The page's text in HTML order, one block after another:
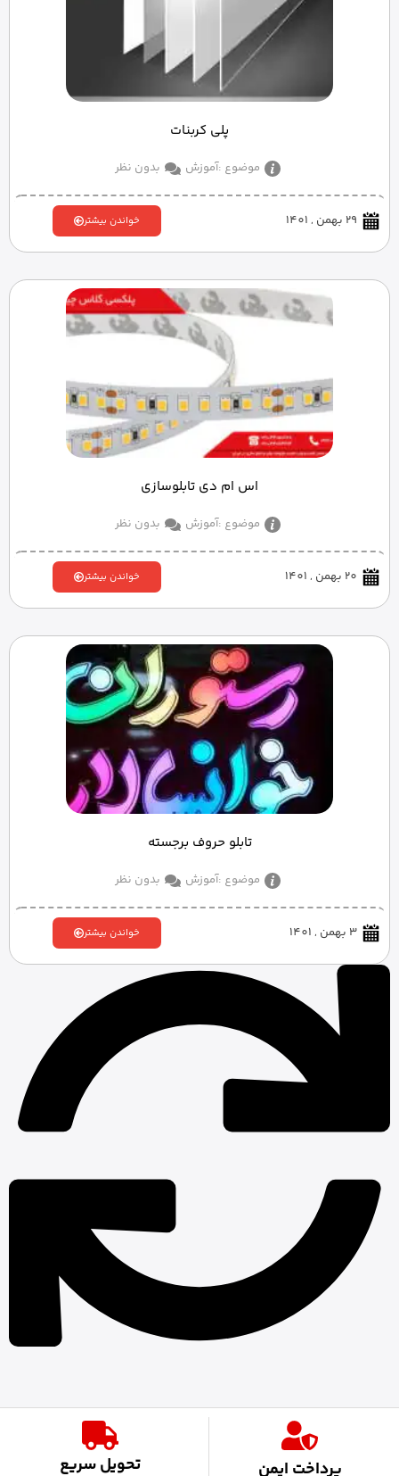
پلی کربنات
موضوع :آموزش بدون نظر
29 بهمن , 1401 خواندن بیشتر
اس ام دی تابلوسازی
موضوع :آموزش بدون نظر
20 بهمن , 1401 خواندن بیشتر
تابلو حروف برجسته
موضوع :آموزش بدون نظر
3 بهمن , 1401 خواندن بیشتر
پرداخت ایمن تحویل سریع